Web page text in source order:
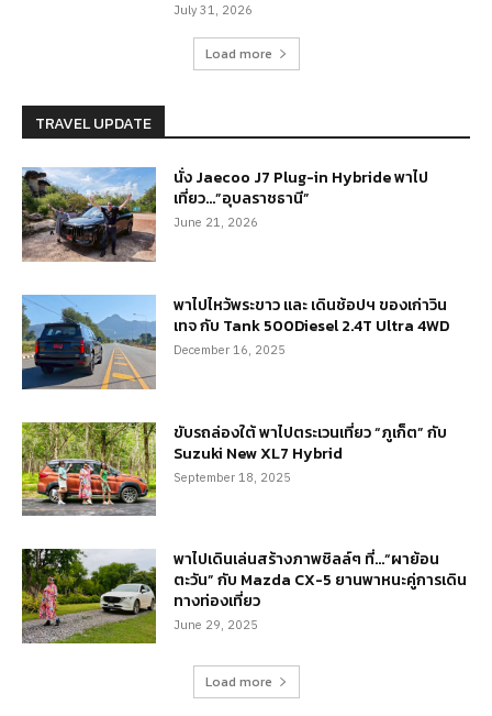
July 31, 2026
Load more
TRAVEL UPDATE
นั่ง Jaecoo J7 Plug-in Hybride พาไป
เที่ยว…”อุบลราชธานี”
June 21, 2026
พาไปไหว้พระขาว และ เดินช้อปฯ ของเก่าวิน
เทจ กับ Tank 500Diesel 2.4T Ultra 4WD
December 16, 2025
ขับรถล่องใต้ พาไปตระเวนเที่ยว “ภูเก็ต” กับ
Suzuki New XL7 Hybrid
September 18, 2025
พาไปเดินเล่นสร้างภาพชิลล์ๆ ที่…“ผาย้อน
ตะวัน” กับ Mazda CX-5 ยานพาหนะคู่การเดิน
ทางท่องเที่ยว
June 29, 2025
Load more